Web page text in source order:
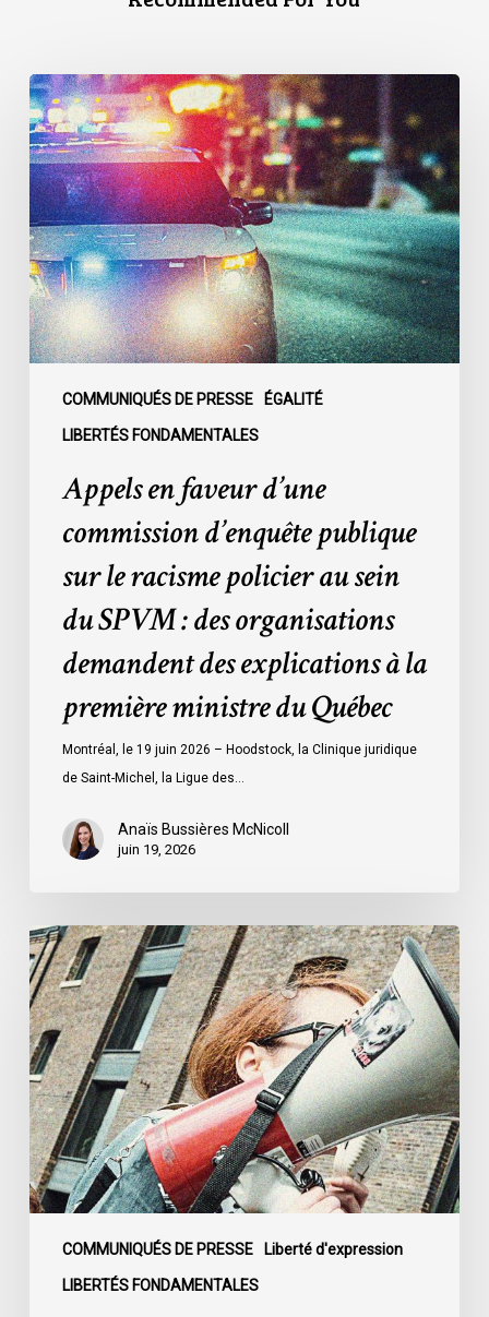
COMMUNIQUÉS DE PRESSE ÉGALITÉ
LIBERTÉS FONDAMENTALES
Appels
en
faveur
d’une
commission
d’enquête
publique
sur
le
racisme
policier
SPVM
organisations
explications
ministre
Québec
Appels en faveur d’une
commission d’enquête publique
sur le racisme policier au sein
du SPVM : des organisations
demandent des explications à la
première ministre du Québec
Montréal, le 19 juin 2026 – Hoodstock, la Clinique juridique
de Saint-Michel, la Ligue des…
Anaïs Bussières McNicoll
juin 19, 2026
COMMUNIQUÉS DE PRESSE Liberté d'expression
LIBERTÉS FONDAMENTALES
L’ACLC
se
joint
à
la
déclaration
de
la
société
civile
l’adoption